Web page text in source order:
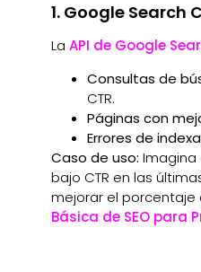
1. Google Search
La API de Google
Consultas de
CTR.
Páginas con
Errores de
Caso de uso: Imagina
bajo CTR en las
mejorar el porcentaje
Básica de SEO para